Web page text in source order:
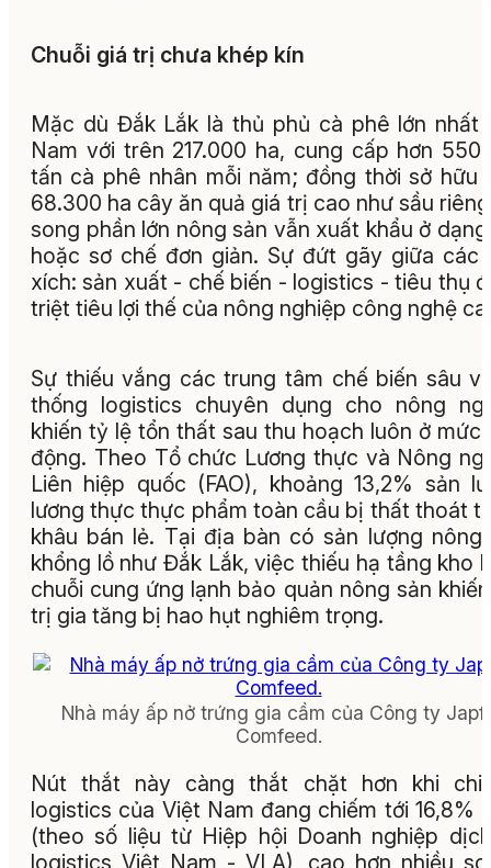
Chuỗi giá trị chưa khép kín
Mặc dù Đắk Lắk là thủ phủ cà phê lớn nhất
Nam với trên 217.000 ha, cung cấp hơn
tấn cà phê nhân mỗi năm; đồng thời sở hữu
68.300 ha cây ăn quả giá trị cao như sầu
song phần lớn nông sản vẫn xuất khẩu ở
hoặc sơ chế đơn giản. Sự đứt gãy giữa các
xích: sản xuất - chế biến - logistics - tiêu thụ
triệt tiêu lợi thế của nông nghiệp công nghệ
Sự thiếu vắng các trung tâm chế biến sâu
thống logistics chuyên dụng cho nông
khiến tỷ lệ tổn thất sau thu hoạch luôn ở mức
động. Theo Tổ chức Lương thực và Nông
Liên hiệp quốc (FAO), khoảng 13,2% sản
lương thực thực phẩm toàn cầu bị thất thoát
khâu bán lẻ. Tại địa bàn có sản lượng nông
khổng lồ như Đắk Lắk, việc thiếu hạ tầng kho
chuỗi cung ứng lạnh bảo quản nông sản
trị gia tăng bị hao hụt nghiêm trọng.
Nhà máy ấp nở trứng gia cầm của Công ty
Comfeed.
Nút thắt này càng thắt chặt hơn khi chi
logistics của Việt Nam đang chiếm tới 16,8%
(theo số liệu từ Hiệp hội Doanh nghiệp
logistics Việt Nam - VLA), cao hơn nhiều